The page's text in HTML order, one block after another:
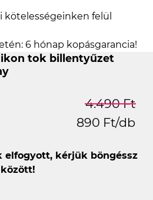
kötelességeinken felül
6 hónap kopásgarancia!
tok billentyűzet
4.490 Ft
890 Ft/db
elfogyott, kérjük böngéssz